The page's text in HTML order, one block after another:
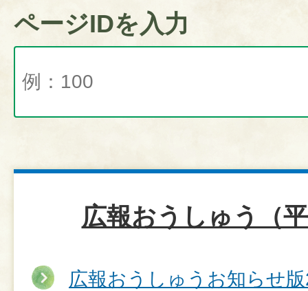
ページIDを入力
広報おうしゅう（
広報おうしゅうお知らせ